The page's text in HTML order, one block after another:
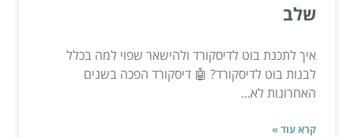
שלב
איך לתכנת בוט לדיסקורד ולהישאר שפוי למה בכלל
לבנות בוט לדיסקורד? 🤖 דיסקורד הפכה בשנים
האחרונות לא...
קרא עוד »